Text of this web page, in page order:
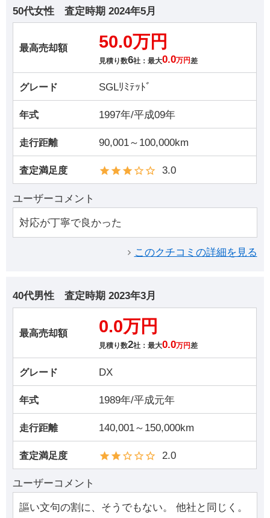
50代女性 査定時期 2024年5月
最高売却額 50.0万円
見積り数6社：最大0.0万円 差
グレード SGLﾘﾐﾃｯﾄﾞ
年式 1997年/平成09年
走行距離 90,001～100,000km
査定満足度 3.0
ユーザーコメント
対応が丁寧で良かった
このクチコミの詳細を見る
40代男性 査定時期 2023年3月
最高売却額 0.0万円
見積り数2社：最大0.0万円差
グレード DX
年式 1989年/平成元年
走行距離 140,001～150,000km
査定満足度 2.0
ユーザーコメント
謳い文句の割に、そうでもない。 他社と同じく。